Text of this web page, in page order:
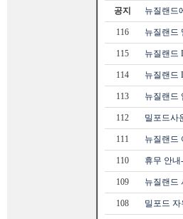
공지 뉴질랜드
116 뉴질랜드
115 뉴질랜드
114 뉴질랜드
113 뉴질랜드
112 밀포드사
111 뉴질랜드
110 휴무 안내
109 뉴질랜드
108 밀포드 자